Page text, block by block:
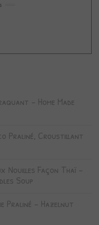
– Home Made
Praliné, Croustillant
Nouilles Façon Thaï –
Soup
Praliné – Hazelnut